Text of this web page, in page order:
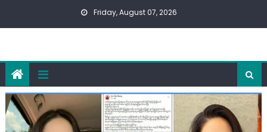
Friday, August 07, 2026